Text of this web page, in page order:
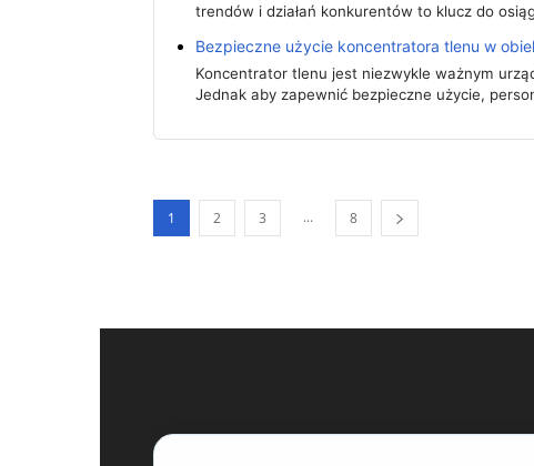
trendów i działań konkurentów to klucz do
Bezpieczne użycie koncentratora tlenu w
Koncentrator tlenu jest niezwykle ważnym
Jednak aby zapewnić bezpieczne użycie,
1 2 3 ... 8